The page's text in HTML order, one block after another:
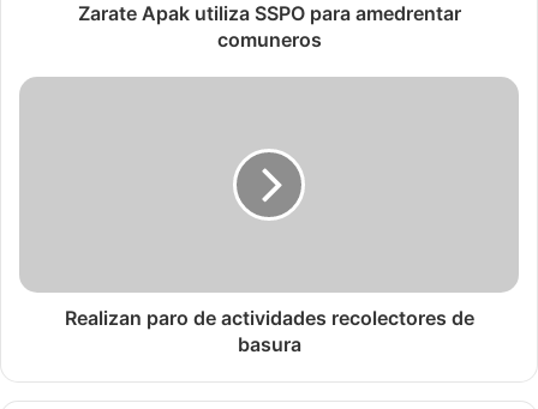
Zarate Apak utiliza SSPO para amedrentar
comuneros
Realizan paro de actividades recolectores de
basura